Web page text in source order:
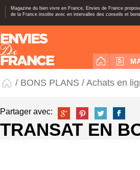
Magazine du bien vivre en France, Envies de France
de la France insolite avec en intervalles des conseils et
/ BONS PLANS / Achats en
Partager avec:
TRANSAT EN